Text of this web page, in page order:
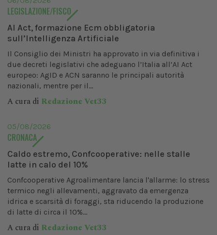
LEGISLAZIONE/FISCO
AI Act, formazione Ecm obbligatoria
sull’Intelligenza Artificiale
Il Consiglio dei Ministri ha approvato in via definitiva i
due decreti legislativi che adeguano l’Italia all’AI Act
europeo: AgID e ACN saranno le principali autorità
nazionali, mentre per il...
A cura di Redazione Vet33
05/08/2026
CRONACA
Caldo estremo, Confcooperative: nelle stalle
latte in calo del 10%
Confcooperative Agroalimentare lancia l'allarme: lo stress
termico negli allevamenti, aggravato da emergenza
idrica e scarsità di foraggi, sta riducendo la produzione
di latte di circa il 10%...
A cura di Redazione Vet33